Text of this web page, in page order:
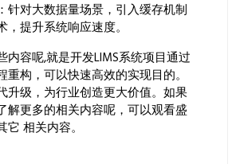
对大数据量场景，引入缓存机制
提升系统响应速度。
容呢,就是开发LIMS系统项目通过
重构，可以快速高效的实现目的。
升级，为行业创造更大价值。如果
解更多的相关内容呢，可以观看盛
相关内容。